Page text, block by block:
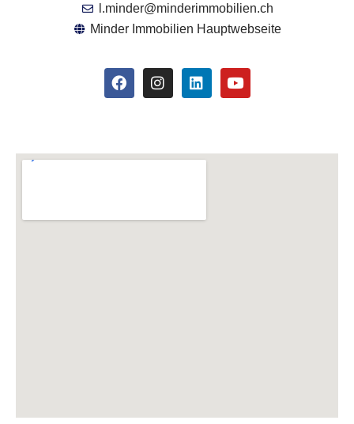
l.minder@minderimmobilien.ch
Minder Immobilien Hauptwebseite